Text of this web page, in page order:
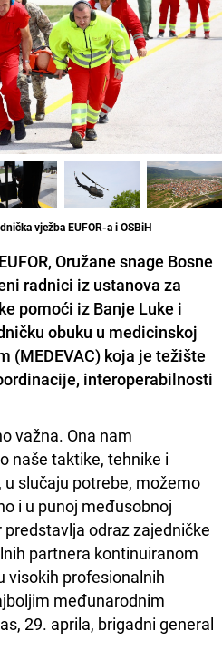
vježba EUFOR-a i OSBiH
Oružane snage Bosne
radnici iz ustanova za
pomoći iz Banje Luke i
obuku u medicinskoj
(MEDEVAC) koja je težište
interoperabilnosti
važna. Ona nam
naše taktike, tehnike i
slučaju potrebe, možemo
i u punoj međusobnoj
odraz zajedničke
partnera kontinuiranom
visokih profesionalnih
međunarodnim
29. aprila, ​brigadni general